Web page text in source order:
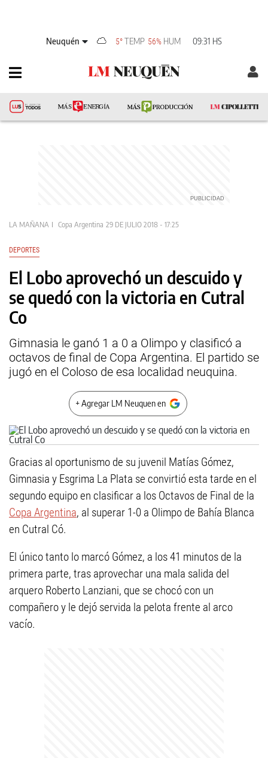
Neuquén 5°TEMP 56% HUM 09:31 HS
LA MAÑANA Copa Argentina 29 DE JULIO 2018 - 17:25
DEPORTES
El Lobo aprovechó un descuido y
se quedó con la victoria en Cutral
Co
Gimnasia le ganó 1 a 0 a Olimpo y clasificó a
octavos de final de Copa Argentina. El partido se
jugó en el Coloso de esa localidad neuquina.
+ Agregar LM Neuquen en
Gracias al oportunismo de su juvenil Matías Gómez,
Gimnasia y Esgrima La Plata se convirtió esta tarde en el
segundo equipo en clasificar a los Octavos de Final de la
Copa Argentina, al superar 1-0 a Olimpo de Bahía Blanca
en Cutral Có.
El único tanto lo marcó Gómez, a los 41 minutos de la
primera parte, tras aprovechar una mala salida del
arquero Roberto Lanziani, que se chocó con un
compañero y le dejó servida la pelota frente al arco
vacío.